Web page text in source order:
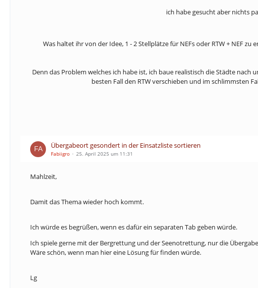
ich habe gesucht aber nichts
Was haltet ihr von der Idee, 1 - 2 Stellplätze für NEFs oder RTW + NEF
Denn das Problem welches ich habe ist, ich baue realistisch die Städte nach
besten Fall den RTW verschieben und im schlimmsten
Übergabeort gesondert in der Einsatzliste sortieren
Fabiigro 25. April 2025 um 11:31
Mahlzeit,
Damit das Thema wieder hoch kommt.
Ich würde es begrüßen, wenn es dafür ein separaten Tab geben würde.
Ich spiele gerne mit der Bergrettung und der Seenotrettung, nur die
Wäre schön, wenn man hier eine Lösung für finden würde.
Lg